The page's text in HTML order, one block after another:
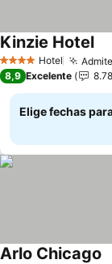
4 EstrellasHotel
Kinzie Hotel
8,9 Excelente
Elige fechas
Arlo Chicago